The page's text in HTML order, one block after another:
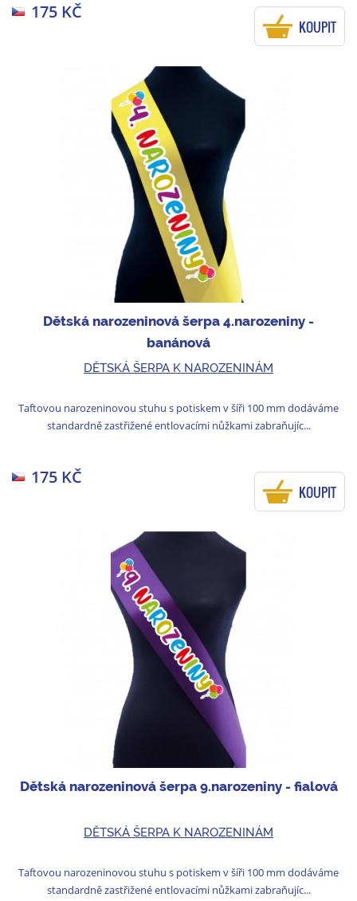
175 KČ
KOUPIT
Dětská narozeninová šerpa 4.narozeniny -
banánová
DĚTSKÁ ŠERPA K NAROZENINÁM
Taftovou narozeninovou stuhu s potiskem v šíři 100 mm dodáváme
standardně zastřižené entlovacími nůžkami zabraňujíc...
175 KČ
KOUPIT
Dětská narozeninová šerpa 9.narozeniny - fialová
DĚTSKÁ ŠERPA K NAROZENINÁM
Taftovou narozeninovou stuhu s potiskem v šíři 100 mm dodáváme
standardně zastřižené entlovacími nůžkami zabraňujíc...